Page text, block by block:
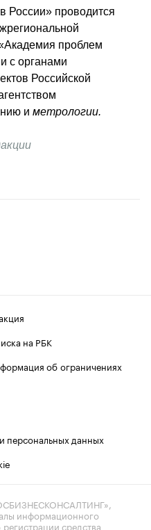
России» проводится
проблем
с органами
Российской
и метрологии.
на РБК
об ограничениях
персональных данных
информационного
регистрации средства